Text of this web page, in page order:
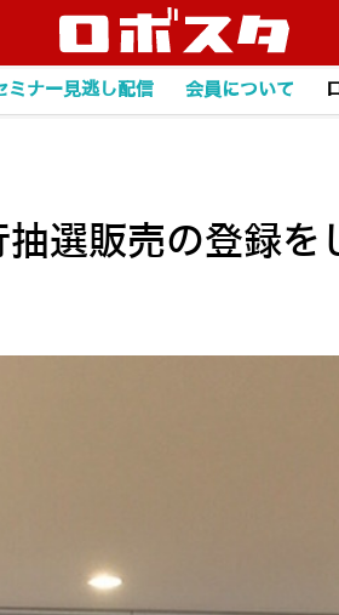
ミナー見逃し配信 会員について
選販売の登録を